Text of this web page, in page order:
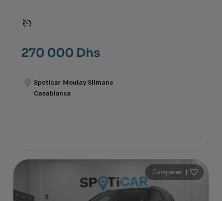
270 000 Dhs
Spoticar Moulay Slimane
Casablanca
Comparer |